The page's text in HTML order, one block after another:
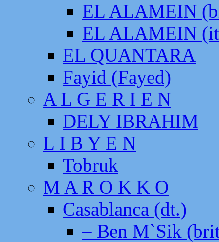
EL ALAMEIN
EL ALAMEIN
EL QUANTARA
Fayid (Fayed)
A L G E R I E N
DELY IBRAHIM
L I B Y E N
Tobruk
M A R O K K O
Casablanca (dt.)
– Ben M`Sik